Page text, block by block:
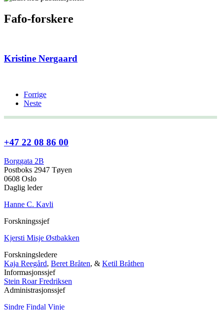
Fafo-forskere
Kristine Nergaard
Forrige
Neste
+47 22 08 86 00
Borggata 2B
Postboks 2947 Tøyen
0608 Oslo
Daglig leder
Hanne C. Kavli
Forskningssjef
Kjersti Misje Østbakken
Forskningsledere
Kaja Reegård, Beret Bråten, & Ketil Bråthen
Informasjonssjef
Stein Roar Fredriksen
Administrasjonssjef
Sindre Findal Vinje